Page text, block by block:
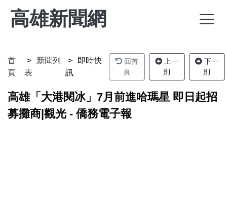
高雄新聞網
首
頁
新聞列
表
即時快
訊
回首
頁
上一
則
下一
則
高雄「大港閱冰」7月前進哈瑪星 即日起招
募攤商|觀光 - 僑務電子報